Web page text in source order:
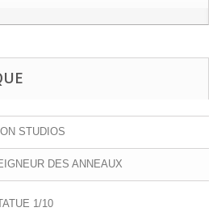
STUDIOS
DES ANNEAUX
1/10